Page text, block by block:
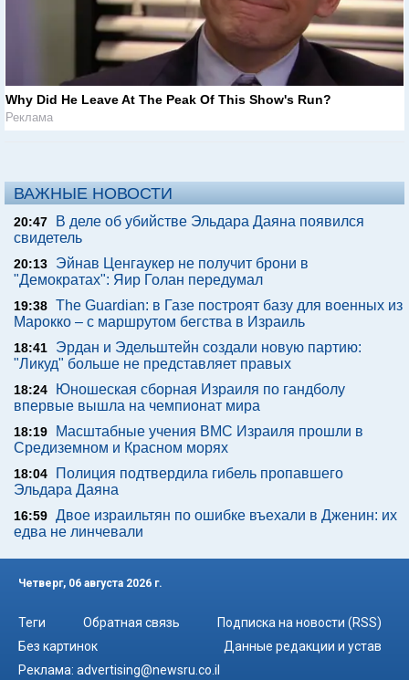
Why Did He Leave At The Peak Of This Show's Run?
Реклама
ВАЖНЫЕ НОВОСТИ
20:47
В деле об убийстве Эльдара Даяна появился
свидетель
20:13
Эйнав Ценгаукер не получит брони в
"Демократах": Яир Голан передумал
19:38 The Guardian: в Газе построят базу для военных из
Марокко – с маршрутом бегства в Израиль
18:41
Эрдан и Эдельштейн создали новую партию:
"Ликуд" больше не представляет правых
18:24
Юношеская сборная Израиля по гандболу
впервые вышла на чемпионат мира
18:19
Масштабные учения ВМС Израиля прошли в
Средиземном и Красном морях
18:04
Полиция подтвердила гибель пропавшего
Эльдара Даяна
16:59 Двое израильтян по ошибке въехали в Дженин: их
едва не линчевали
Четверг, 06 августа 2026 г.
Теги Обратная связь
Подписка на новости (RSS)
Без картинок
Данные редакции и устав
Реклама: advertising@newsru.co.il